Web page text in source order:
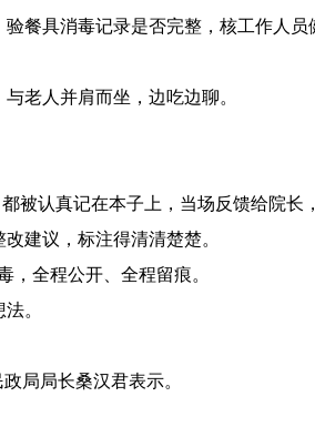
餐具消毒记录是否完整，核工作人员
老人并肩而坐，边吃边聊。
被认真记在本子上，当场反馈给院长
建议，标注得清清楚楚。
，全程公开、全程留痕。
。
局局长桑汉君表示。